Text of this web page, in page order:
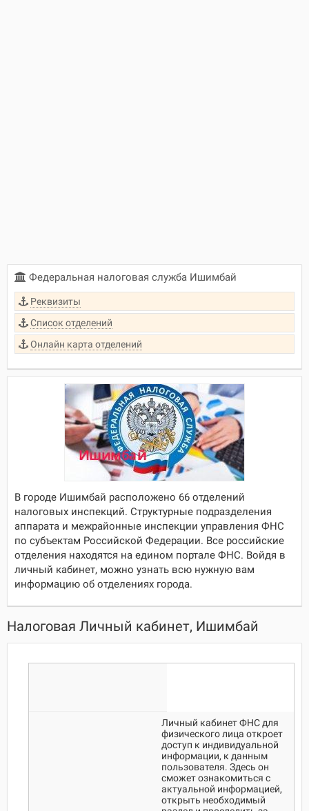
Федеральная налоговая служба Ишимбай
Реквизиты
Список отделений
Онлайн карта отделений
В городе Ишимбай расположено 66 отделений
налоговых инспекций. Структурные подразделения
аппарата и межрайонные инспекции управления ФНС
по субъектам Российской Федерации. Все российские
отделения находятся на едином портале ФНС. Войдя в
личный кабинет, можно узнать всю нужную вам
информацию об отделениях города.
Налоговая Личный кабинет, Ишимбай
Личный кабинет ФНС для
физического лица откроет
доступ к индивидуальной
информации, к данным
пользователя. Здесь он
сможет ознакомиться с
актуальной информацией,
открыть необходимый